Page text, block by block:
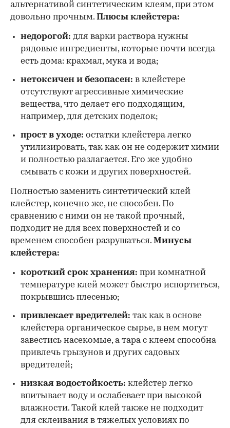
альтернативой синтетическим клеям, при этом
довольно прочным. Плюсы клейстера:
недорогой: для варки раствора нужны
рядовые ингредиенты, которые почти всегда
есть дома: крахмал, мука и вода;
нетоксичен и безопасен: в клейстере
отсутствуют агрессивные химические
вещества, что делает его подходящим,
например, для детских поделок;
прост в уходе: остатки клейстера легко
утилизировать, так как он не содержит химии
и полностью разлагается. Его же удобно
смывать с кожи и других поверхностей.
Полностью заменить синтетический клей
клейстер, конечно же, не способен. По
сравнению с ними он не такой прочный,
подходит не для всех поверхностей и со
временем способен разрушаться. Минусы
клейстера:
короткий срок хранения: при комнатной
температуре клей может быстро испортиться,
покрывшись плесенью;
привлекает вредителей: так как в основе
клейстера органическое сырье, в нем могут
завестись насекомые, а тара с клеем способна
привлечь грызунов и других садовых
вредителей;
низкая водостойкость: клейстер легко
впитывает воду и ослабевает при высокой
влажности. Такой клей также не подходит
для склеивания в тяжелых условиях по